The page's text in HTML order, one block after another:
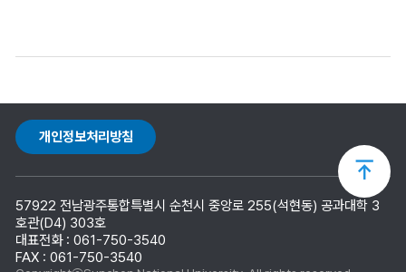
개인정보처리방침
57922 전남광주통합특별시 순천시 중앙로 255(석현동) 공과대학 3
호관(D4) 303호
대표전화 : 061-750-3540
FAX : 061-750-3540
상